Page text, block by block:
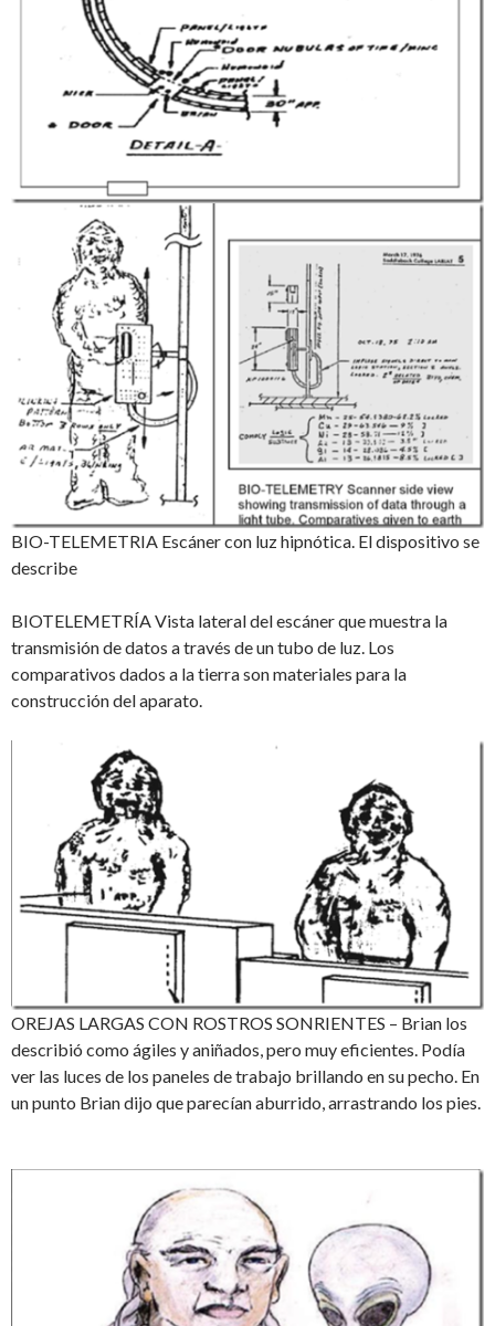
BIO-TELEMETRIA Escáner con luz hipnótica. El dispositivo se
describe
BIOTELEMETRÍA Vista lateral del escáner que muestra la
transmisión de datos a través de un tubo de luz. Los
comparativos dados a la tierra son materiales para la
construcción del aparato.
OREJAS LARGAS CON ROSTROS SONRIENTES – Brian los
describió como ágiles y aniñados, pero muy eficientes. Podía
ver las luces de los paneles de trabajo brillando en su pecho. En
un punto Brian dijo que parecían aburrido, arrastrando los pies.